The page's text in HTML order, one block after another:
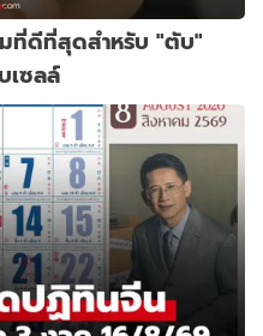
ที่ดีที่สุดสำหรับ "ตับ"
เซลล์